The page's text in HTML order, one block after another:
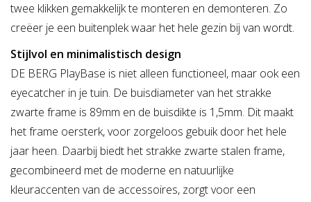
twee klikken gemakkelijk te monteren en demonteren. Zo
creëer je een buitenplek waar het hele gezin bij van wordt.
Stijlvol en minimalistisch design
DE BERG PlayBase is niet alleen functioneel, maar ook een
eyecatcher in je tuin. De buisdiameter van het strakke
zwarte frame is 89mm en de buisdikte is 1,5mm. Dit maakt
het frame oersterk, voor zorgeloos gebuik door het hele
jaar heen. Daarbij biedt het strakke zwarte stalen frame,
gecombineerd met de moderne en natuurlijke
kleuraccenten van de accessoires, zorgt voor een